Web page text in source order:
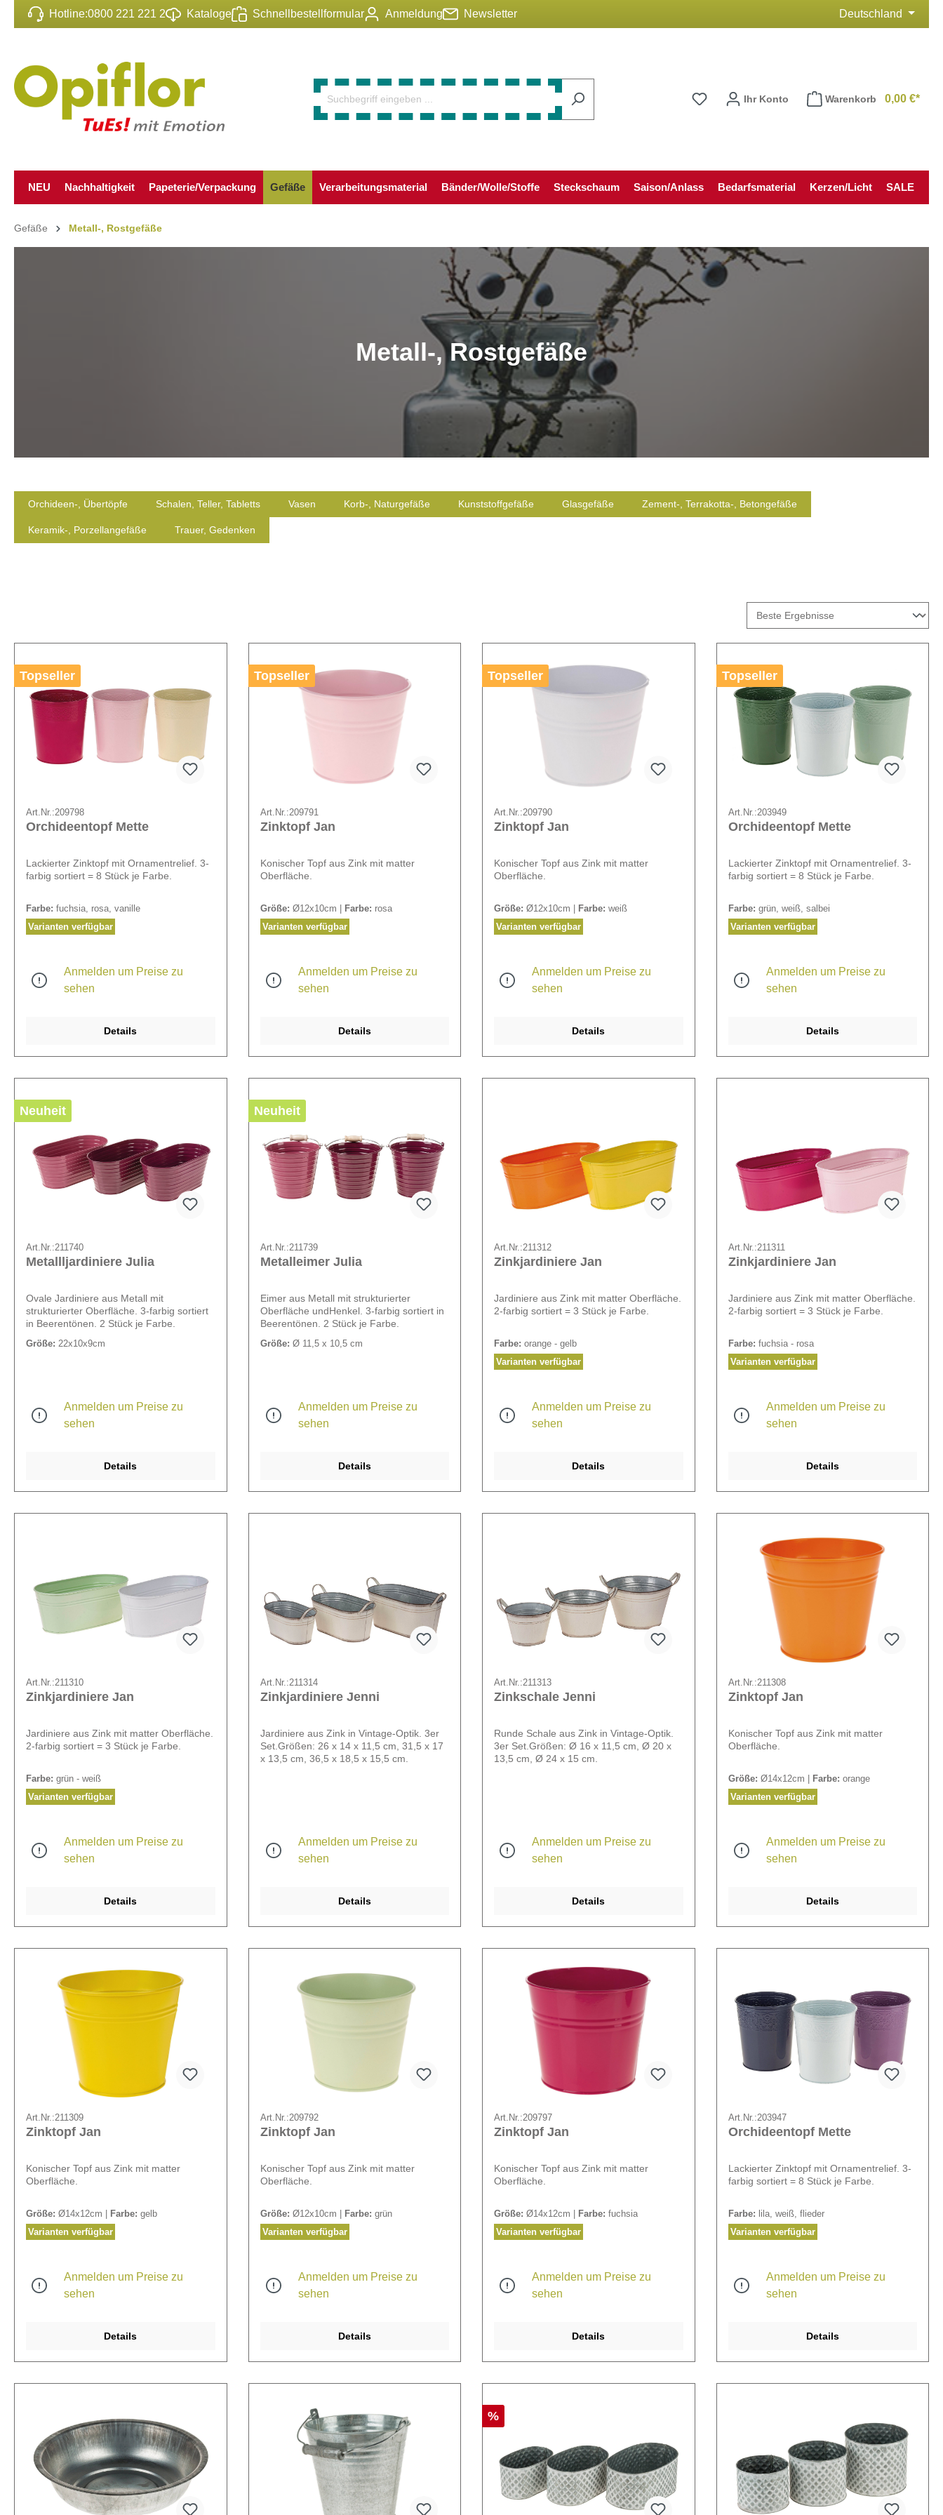
springen
Hotline:0800 221 221 2 Kataloge Schnellbestellformular Anmeldung Newsletter Deutschland
Ihr Konto Warenkorb 0,00 €*
NEU Nachhaltigkeit Papeterie/Verpackung Gefäße Verarbeitungsmaterial Bänder/Wolle/Stoffe Steckschaum Saison/Anlass Bedarfsmaterial Kerzen/Licht SALE
Gefäße Metall-, Rostgefäße
Metall-, Rostgefäße
Orchideen-, Übertöpfe Schalen, Teller, Tabletts Vasen Korb-, Naturgefäße Kunststoffgefäße Glasgefäße Zement-, Terrakotta-, Betongefäße
Keramik-, Porzellangefäße Trauer, Gedenken
Topseller
Art.Nr.:209798
Orchideentopf Mette
Lackierter Zinktopf mit Ornamentrelief. 3-
farbig sortiert = 8 Stück je Farbe.
Farbe: fuchsia, rosa, vanille
Varianten verfügbar
Anmelden um Preise zu
sehen
Details
Topseller
Art.Nr.:209791
Zinktopf Jan
Konischer Topf aus Zink mit matter
Oberfläche.
Größe: Ø12x10cm | Farbe: rosa
Varianten verfügbar
Anmelden um Preise zu
sehen
Details
Topseller
Art.Nr.:209790
Zinktopf Jan
Konischer Topf aus Zink mit matter
Oberfläche.
Größe: Ø12x10cm | Farbe: weiß
Varianten verfügbar
Anmelden um Preise zu
sehen
Details
Topseller
Art.Nr.:203949
Orchideentopf Mette
Lackierter Zinktopf mit Ornamentrelief. 3-
farbig sortiert = 8 Stück je Farbe.
Farbe: grün, weiß, salbei
Varianten verfügbar
Anmelden um Preise zu
sehen
Details
Neuheit
Art.Nr.:211740
Metallljardiniere Julia
Ovale Jardiniere aus Metall mit
strukturierter Oberfläche. 3-farbig sortiert
in Beerentönen. 2 Stück je Farbe.
Größe: 22x10x9cm
Anmelden um Preise zu
sehen
Details
Neuheit
Art.Nr.:211739
Metalleimer Julia
Eimer aus Metall mit strukturierter
Oberfläche undHenkel. 3-farbig sortiert in
Beerentönen. 2 Stück je Farbe.
Größe: Ø 11,5 x 10,5 cm
Anmelden um Preise zu
sehen
Details
Art.Nr.:211312
Zinkjardiniere Jan
Jardiniere aus Zink mit matter Oberfläche.
2-farbig sortiert = 3 Stück je Farbe.
Farbe: orange - gelb
Varianten verfügbar
Anmelden um Preise zu
sehen
Details
Art.Nr.:211311
Zinkjardiniere Jan
Jardiniere aus Zink mit matter Oberfläche.
2-farbig sortiert = 3 Stück je Farbe.
Farbe: fuchsia - rosa
Varianten verfügbar
Anmelden um Preise zu
sehen
Details
Art.Nr.:211310
Zinkjardiniere Jan
Jardiniere aus Zink mit matter Oberfläche.
2-farbig sortiert = 3 Stück je Farbe.
Farbe: grün - weiß
Varianten verfügbar
Anmelden um Preise zu
sehen
Details
Art.Nr.:211314
Zinkjardiniere Jenni
Jardiniere aus Zink in Vintage-Optik. 3er
Set.Größen: 26 x 14 x 11,5 cm, 31,5 x 17
x 13,5 cm, 36,5 x 18,5 x 15,5 cm.
Anmelden um Preise zu
sehen
Details
Art.Nr.:211313
Zinkschale Jenni
Runde Schale aus Zink in Vintage-Optik.
3er Set.Größen: Ø 16 x 11,5 cm, Ø 20 x
13,5 cm, Ø 24 x 15 cm.
Anmelden um Preise zu
sehen
Details
Art.Nr.:211308
Zinktopf Jan
Konischer Topf aus Zink mit matter
Oberfläche.
Größe: Ø14x12cm | Farbe: orange
Varianten verfügbar
Anmelden um Preise zu
sehen
Details
Art.Nr.:211309
Zinktopf Jan
Konischer Topf aus Zink mit matter
Oberfläche.
Größe: Ø14x12cm | Farbe: gelb
Varianten verfügbar
Anmelden um Preise zu
sehen
Details
Art.Nr.:209792
Zinktopf Jan
Konischer Topf aus Zink mit matter
Oberfläche.
Größe: Ø12x10cm | Farbe: grün
Varianten verfügbar
Anmelden um Preise zu
sehen
Details
Art.Nr.:209797
Zinktopf Jan
Konischer Topf aus Zink mit matter
Oberfläche.
Größe: Ø14x12cm | Farbe: fuchsia
Varianten verfügbar
Anmelden um Preise zu
sehen
Details
Art.Nr.:203947
Orchideentopf Mette
Lackierter Zinktopf mit Ornamentrelief. 3-
farbig sortiert = 8 Stück je Farbe.
Farbe: lila, weiß, flieder
Varianten verfügbar
Anmelden um Preise zu
sehen
Details
%